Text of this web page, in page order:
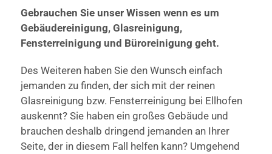
Gebrauchen Sie unser Wissen wenn es um
Gebäudereinigung, Glasreinigung,
Fensterreinigung und Büroreinigung geht.
Des Weiteren haben Sie den Wunsch einfach
jemanden zu finden, der sich mit der reinen
Glasreinigung bzw. Fensterreinigung bei Ellhofen
auskennt? Sie haben ein großes Gebäude und
brauchen deshalb dringend jemanden an Ihrer
Seite, der in diesem Fall helfen kann? Umgehend